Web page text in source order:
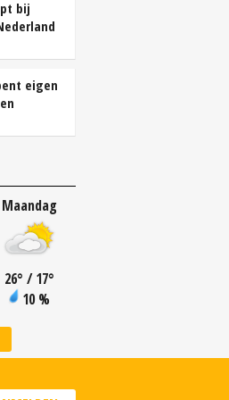
bij
eigen
Maandag
26° / 17°
10 %